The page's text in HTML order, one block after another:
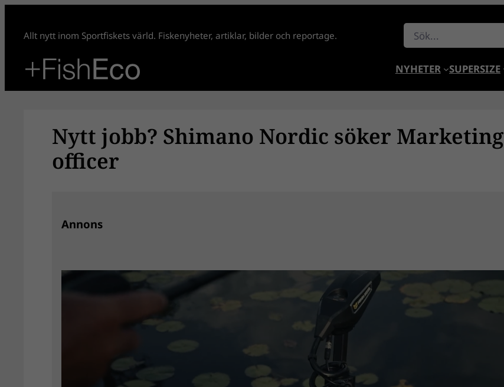
innehåll
Allt nytt inom Sportfiskets värld. Fiskenyheter, artiklar, bilder och reportage. Sök
NYHETER SUPERSIZE
Nytt jobb? Shimano Nordic söker Marketing
officer
Annons